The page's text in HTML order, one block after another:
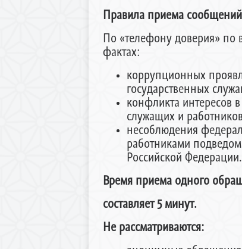
Правила приема
По «телефону доверия» по
фактах:
коррупционных
государственных
конфликта интересов
служащих и
несоблюдения
работниками
Российской Федерации.
Время приема одного
составляет 5 минут.
Не рассматриваются: